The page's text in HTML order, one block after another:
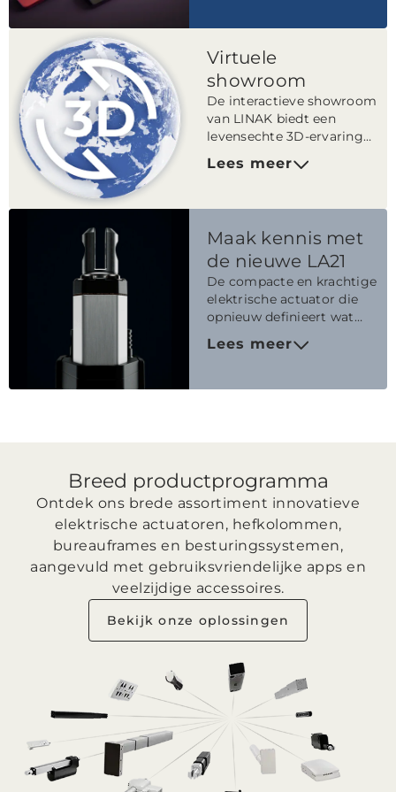
handbediening.
Virtuele
showroom
De interactieve showroom
van LINAK biedt een
levensechte 3D-ervaring
met gedetailleerde
productinformatie.
Lees meer
Maak kennis met
de nieuwe LA21
De compacte en krachtige
elektrische actuator die
opnieuw definieert wat
mogelijk is in krappe
ruimtes.
Lees meer
Breed productprogramma
Ontdek ons brede assortiment innovatieve
elektrische actuatoren, hefkolommen,
bureauframes en besturingssystemen,
aangevuld met gebruiksvriendelijke apps en
veelzijdige accessoires.
Bekijk onze oplossingen